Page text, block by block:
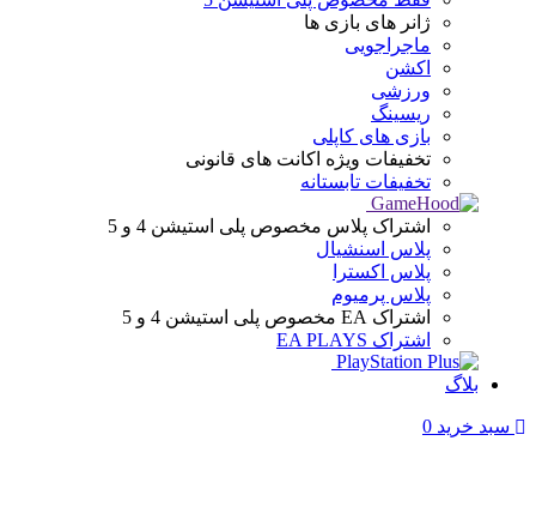
ژانر های بازی ها
ماجراجویی
اکشن
ورزشی
ریسینگ
بازی های کاپلی
تخفیفات ویژه اکانت های قانونی
تخفیفات تابستانه
اشتراک پلاس مخصوص پلی استیشن 4 و 5
پلاس اسنشیال
پلاس اکسترا
پلاس پرمیوم
اشتراک EA
مخصوص پلی استیشن 4 و 5
اشتراک EA PLAYS
بلاگ
سبد خرید 0